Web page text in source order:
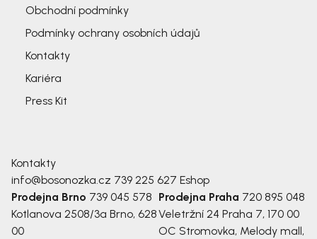
Obchodní podmínky
Podmínky ochrany osobních údajů
Kontakty
Kariéra
Press Kit
Kontakty
info@bosonozka.cz 739 225 627 Eshop
Prodejna Brno 739 045 578
Kotlanova 2508/3a Brno, 628
00
Prodejna Praha 720 895 048
Veletržní 24 Praha 7, 170 00
OC Stromovka, Melody mall,